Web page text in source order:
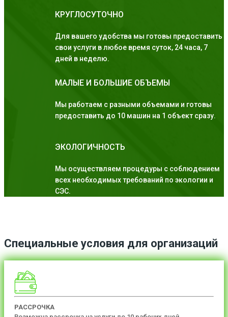
КРУГЛОСУТОЧНО
Для вашего удобства мы готовы предоставить
свои услуги в любое время суток, 24 часа, 7
дней в неделю.
МАЛЫЕ И БОЛЬШИЕ ОБЪЕМЫ
Мы работаем с разными объемами и готовы
предоставить до 10 машин на 1 объект сразу.
ЭКОЛОГИЧНОСТЬ
Мы осуществляем процедуры с соблюдением
всех необходимых требований по экологии и
СЭС.
Специальные условия для организаций
РАССРОЧКА